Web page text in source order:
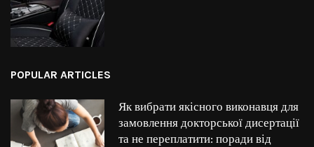
POPULAR ARTICLES
Як вибрати якісного виконавця для
замовлення докторської дисертації
та не переплатити: поради від